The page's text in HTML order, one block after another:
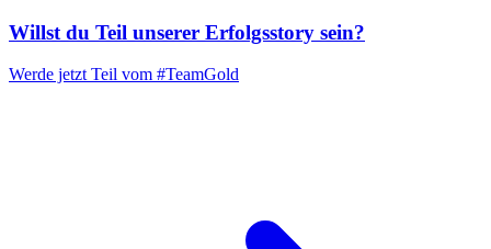
Willst du Teil unserer Erfolgsstory sein?
Werde jetzt Teil vom #TeamGold